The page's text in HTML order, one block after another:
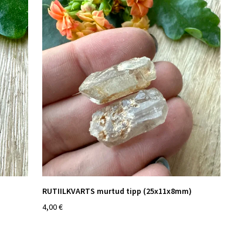
RUTIILKVARTS murtud tipp (25x11x8mm)
4,00 €